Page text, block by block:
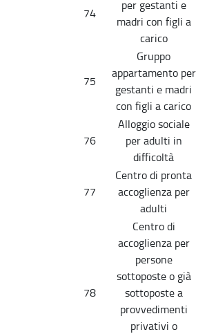
74
per gestanti e
madri con figli a
carico
75
Gruppo
appartamento per
gestanti e madri
con figli a carico
76
Alloggio sociale
per adulti in
difficoltà
77
Centro di pronta
accoglienza per
adulti
78
Centro di
accoglienza per
persone
sottoposte o già
sottoposte a
provvedimenti
privativi o